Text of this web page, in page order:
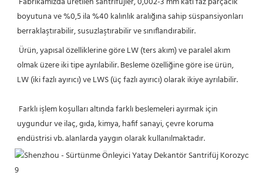
boyutuna ve %0,5 ila %40 kalınlık aralığına sahip süspansiyonları
berraklaştırabilir, susuzlaştırabilir ve sınıflandırabilir.
Ürün, yapısal özelliklerine göre LW (ters akım) ve paralel akım
olmak üzere iki tipe ayrılabilir. Besleme özelliğine göre ise ürün,
LW (iki fazlı ayırıcı) ve LWS (üç fazlı ayırıcı) olarak ikiye ayrılabilir.
uygundur ve ilaç, gıda, kimya, hafif sanayi, çevre koruma
endüstrisi vb. alanlarda yaygın olarak kullanılmaktadır.